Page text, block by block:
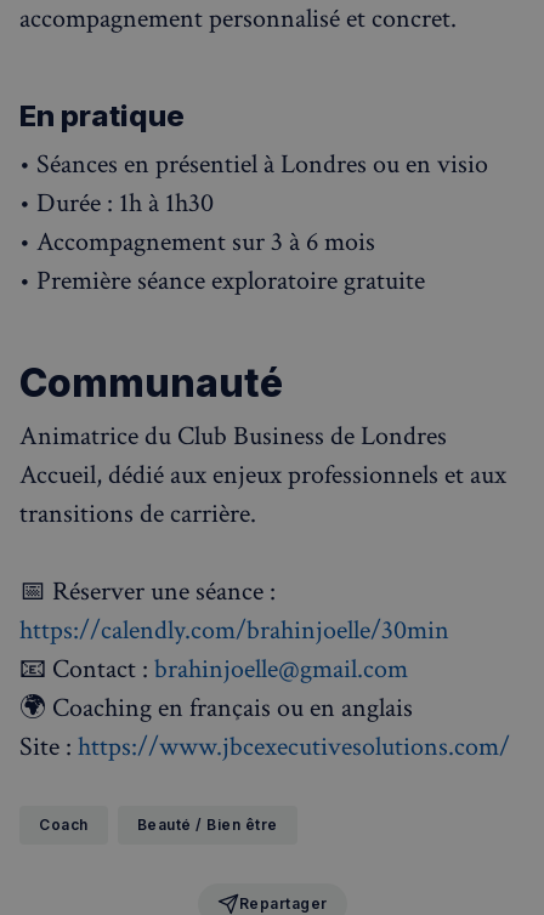
accompagnement personnalisé et concret.
En pratique
• Séances en présentiel à Londres ou en visio
• Durée : 1h à 1h30
• Accompagnement sur 3 à 6 mois
• Première séance exploratoire gratuite
Communauté
Animatrice du Club Business de Londres
Accueil, dédié aux enjeux professionnels et aux
transitions de carrière.
📅 Réserver une séance :
https://calendly.com/brahinjoelle/30min
📧 Contact : brahinjoelle@gmail.com
🌍 Coaching en français ou en anglais
Site : https://www.jbcexecutivesolutions.com/
Coach Beauté / Bien être
Repartager